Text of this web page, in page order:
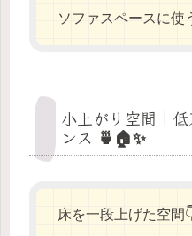
ソファスペースに使
小上がり空間｜
ンス 🍵🏠✨
床を一段上げた空間